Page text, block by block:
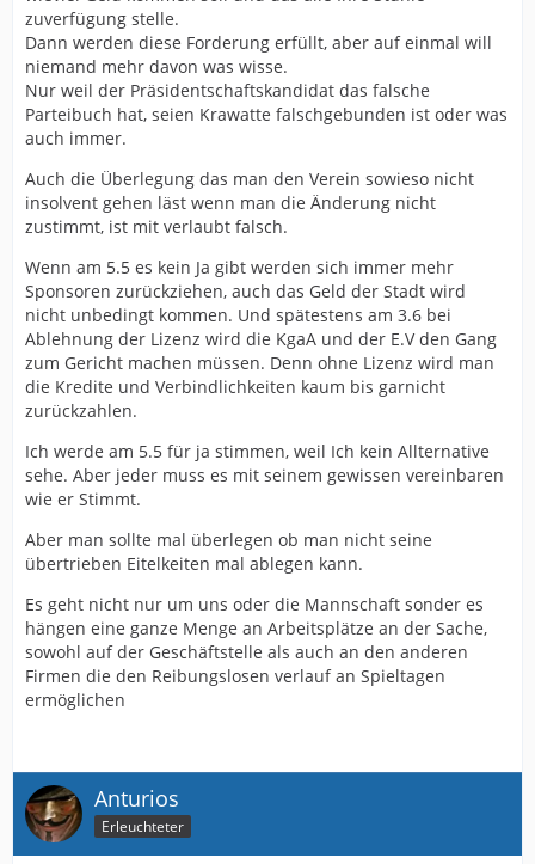
zuverfügung stelle.
Dann werden diese Forderung erfüllt, aber auf einmal will
niemand mehr davon was wisse.
Nur weil der Präsidentschaftskandidat das falsche
Parteibuch hat, seien Krawatte falschgebunden ist oder was
auch immer.
Auch die Überlegung das man den Verein sowieso nicht
insolvent gehen läst wenn man die Änderung nicht
zustimmt, ist mit verlaubt falsch.
Wenn am 5.5 es kein Ja gibt werden sich immer mehr
Sponsoren zurückziehen, auch das Geld der Stadt wird
nicht unbedingt kommen. Und spätestens am 3.6 bei
Ablehnung der Lizenz wird die KgaA und der E.V den Gang
zum Gericht machen müssen. Denn ohne Lizenz wird man
die Kredite und Verbindlichkeiten kaum bis garnicht
zurückzahlen.
Ich werde am 5.5 für ja stimmen, weil Ich kein Allternative
sehe. Aber jeder muss es mit seinem gewissen vereinbaren
wie er Stimmt.
Aber man sollte mal überlegen ob man nicht seine
übertrieben Eitelkeiten mal ablegen kann.
Es geht nicht nur um uns oder die Mannschaft sonder es
hängen eine ganze Menge an Arbeitsplätze an der Sache,
sowohl auf der Geschäftstelle als auch an den anderen
Firmen die den Reibungslosen verlauf an Spieltagen
ermöglichen
Anturios
Erleuchteter